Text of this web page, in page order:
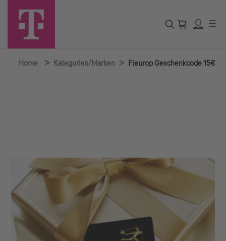
☰
Home > Kategorien/Marken > Fleurop Geschenkcode 15€